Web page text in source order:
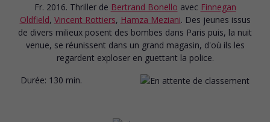
Fr. 2016. Thriller de Bertrand Bonello avec Finnegan
Oldfield, Vincent Rottiers, Hamza Meziani. Des jeunes issus
de divers milieux posent des bombes dans Paris puis, la nuit
venue, se réunissent dans un grand magasin, d'où ils les
regardent exploser en guettant la police.
Durée: 130 min.